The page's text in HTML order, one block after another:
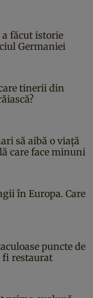
făcut istorie
Germaniei
tinerii din
să aibă o viață
care face minuni
în Europa. Care
puncte de
fi restaurat